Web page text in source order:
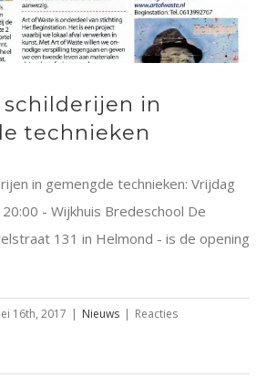
technieken
schilderijen in
technieken
in gemengde technieken: Vrijdag
- Wijkhuis Bredeschool De
131 in Helmond - is de opening
16th, 2017 | Nieuws | Reacties